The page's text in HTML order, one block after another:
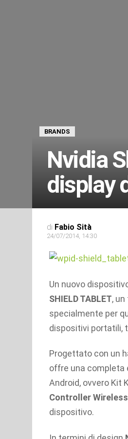
BRANDS
Nvidia
display
di Fabio Sità
24/07/2014, 14:30
Un nuovo
SHIELD TABLET,
specialmente per
dispositivi portatili,
Progettato con un
offre una completa
Android, ovvero Kit
Controller Wireless
dispositivo.